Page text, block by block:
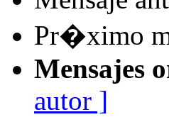
Pr�ximo
Mensajes
autor ]